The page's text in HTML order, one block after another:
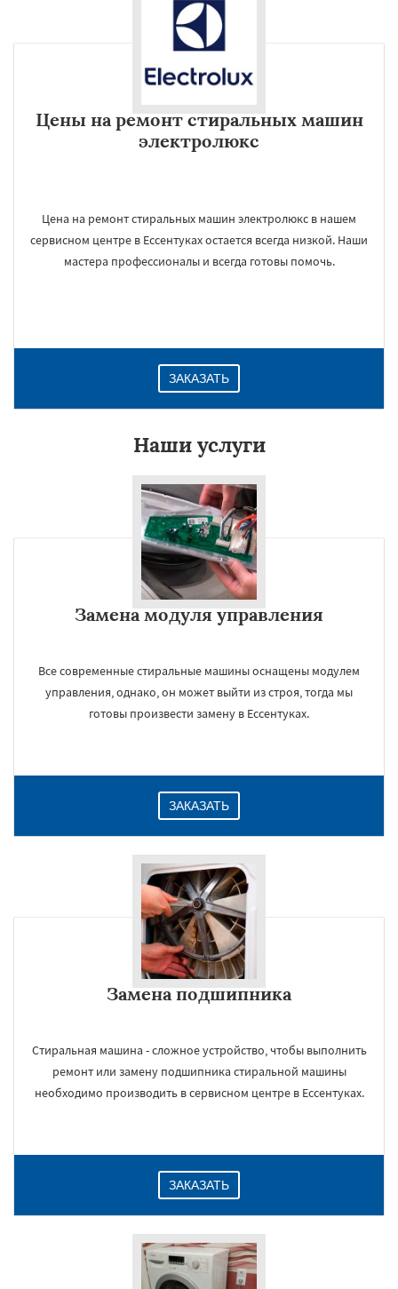
Цены на ремонт стиральных машин
электролюкс
Цена на ремонт стиральных машин электролюкс в нашем
сервисном центре в Ессентуках остается всегда низкой. Наши
мастера профессионалы и всегда готовы помочь.
ЗАКАЗАТЬ
Наши услуги
Замена модуля управления
Все современные стиральные машины оснащены модулем
управления, однако, он может выйти из строя, тогда мы
готовы произвести замену в Ессентуках.
ЗАКАЗАТЬ
Замена подшипника
Стиральная машина - сложное устройство, чтобы выполнить
ремонт или замену подшипника стиральной машины
необходимо производить в сервисном центре в Ессентуках.
ЗАКАЗАТЬ
Даю согласие на обработку персональных данных